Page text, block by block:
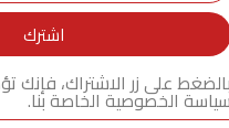
اشترك
على زر الاشتراك، فإنك
الخصوصية الخاصة بنا.